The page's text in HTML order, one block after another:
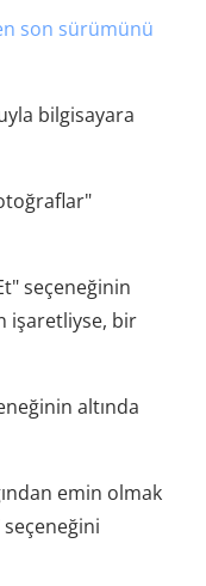
son sürümünü
bilgisayara
seçeneğinin
işaretliyse, bir
altında
emin olmak